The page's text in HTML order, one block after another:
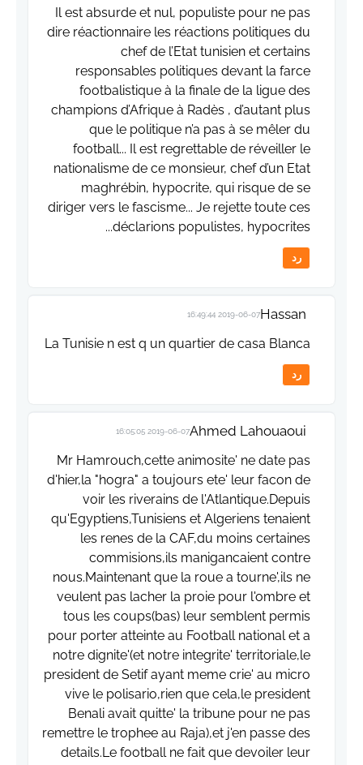
Il est absurde et nul, populiste pour ne pas
dire réactionnaire les réactions politiques du
chef de l’Etat tunisien et certains
responsables politiques devant la farce
footbalistique à la finale de la ligue des
champions d’Afrique à Radès , d’autant plus
que le politique n’a pas à se mêler du
football... Il est regrettable de réveiller le
nationalisme de ce monsieur, chef d’un Etat
maghrébin, hypocrite, qui risque de se
diriger vers le fascisme... Je rejette toute ces
déclarions populistes, hypocrites...
رد
Hassan
2019-06-07 16:49:44
La Tunisie n est q un quartier de casa Blanca
رد
Ahmed Lahouaoui
2019-06-07 16:05:05
Mr Hamrouch,cette animosite' ne date pas
d'hier,la "hogra" a toujours ete' leur facon de
voir les riverains de l'Atlantique.Depuis
qu'Egyptiens,Tunisiens et Algeriens tenaient
les renes de la CAF,du moins certaines
commisions,ils manigancaient contre
nous.Maintenant que la roue a tourne',ils ne
veulent pas lacher la proie pour l'ombre et
tous les coups(bas) leur semblent permis
pour porter atteinte au Football national et a
notre dignite'(et notre integrite' territoriale,le
president de Setif ayant meme crie' au micro
vive le polisario,rien que cela,le president
Benali avait quitte' la tribune pour ne pas
remettre le trophee au Raja),et j'en passe des
details.Le football ne fait que devoiler leur